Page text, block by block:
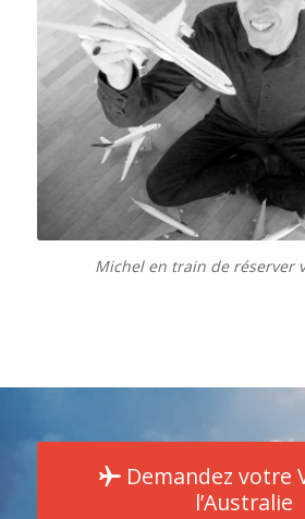
Michel en train de réserver
Demandez votre
l’Australie